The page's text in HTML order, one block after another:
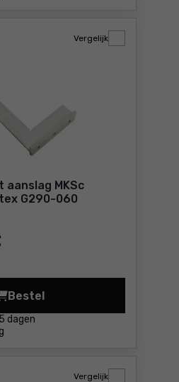
aanslag MKSc
G290-060
Vergelijk
dagen
Bestel
Winkelhaak met aanslag
Vergelijk